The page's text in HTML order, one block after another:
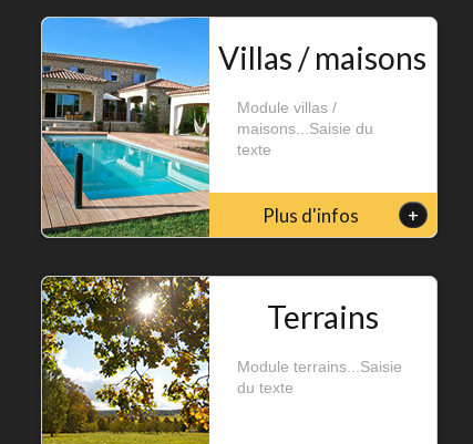
Villas / maisons
Module villas /
maisons...Saisie du
texte
Plus d'infos +
Terrains
Module terrains...Saisie
du texte